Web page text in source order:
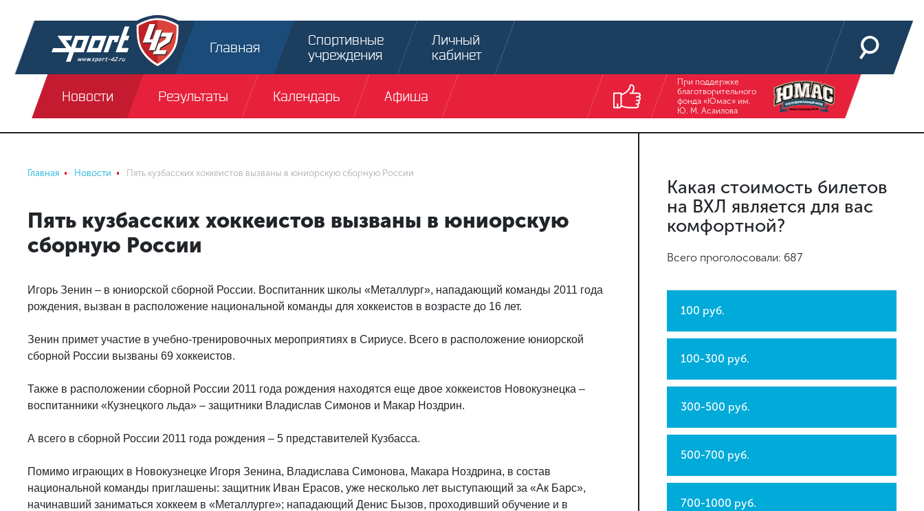
Главная
Спортивные
учреждения
Личный
кабинет
Новости Результаты Календарь Афиша
При поддержке
благотворительного
фонда «Юмас» им.
Ю. М. Асаилова
Главная Новости Пять кузбасских хоккеистов вызваны в юниорскую сборную России
Пять кузбасских хоккеистов вызваны в юниорскую
сборную России
Игорь Зенин – в юниорской сборной России. Воспитанник школы «Металлург», нападающий команды 2011 года
рождения, вызван в расположение национальной команды для хоккеистов в возрасте до 16 лет.
Зенин примет участие в учебно-тренировочных мероприятиях в Сириусе. Всего в расположение юниорской
сборной России вызваны 69 хоккеистов.
Также в расположении сборной России 2011 года рождения находятся еще двое хоккеистов Новокузнецка –
воспитанники «Кузнецкого льда» – защитники Владислав Симонов и Макар Ноздрин.
А всего в сборной России 2011 года рождения – 5 представителей Кузбасса.
Помимо играющих в Новокузнецке Игоря Зенина, Владислава Симонова, Макара Ноздрина, в состав
национальной команды приглашены: защитник Иван Ерасов, уже несколько лет выступающий за «Ак Барс»,
начинавший заниматься хоккеем в «Металлурге»; нападающий Денис Бызов, проходивший обучение и в
Какая стоимость билетов
на ВХЛ является для вас
комфортной?
Всего проголосовали: 687
100 руб.
100-300 руб.
300-500 руб.
500-700 руб.
700-1000 руб.